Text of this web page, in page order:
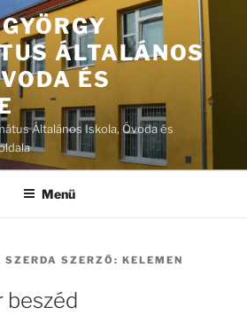
ÁLTALÁNOS
ÉS
Általános Iskola, Óvoda és
Menü
SZERZŐ: KELEMEN
beszéd